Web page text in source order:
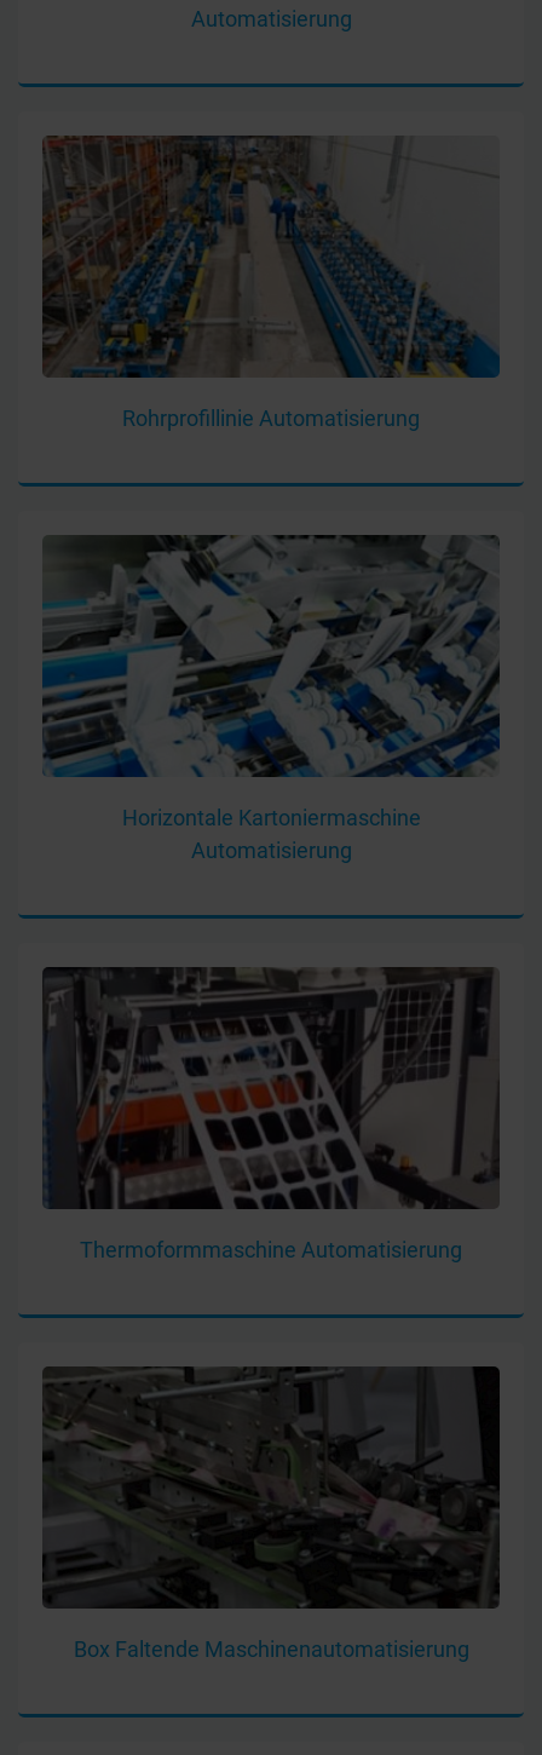
Automatisierung
Rohrprofillinie Automatisierung
Horizontale Kartoniermaschine
Automatisierung
Thermoformmaschine Automatisierung
Box Faltende Maschinenautomatisierung